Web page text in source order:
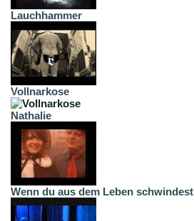
Lauchhammer
Vollnarkose
Nathalie
Wenn du aus dem Leben schwindest